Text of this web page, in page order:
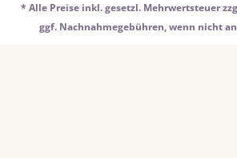
* Alle Preise inkl. gesetzl. Mehrwertsteuer
ggf. Nachnahmegebühren, wenn nicht